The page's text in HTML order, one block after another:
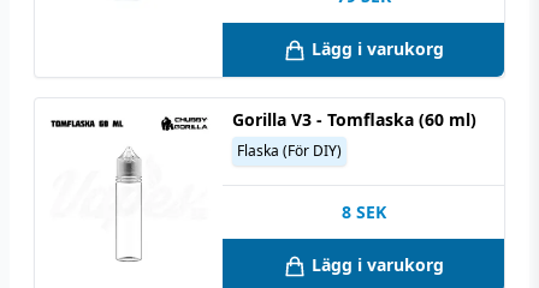
Lägg i varukorg
Gorilla V3 - Tomflaska (60 ml)
Flaska (För DIY)
8 SEK
Lägg i varukorg